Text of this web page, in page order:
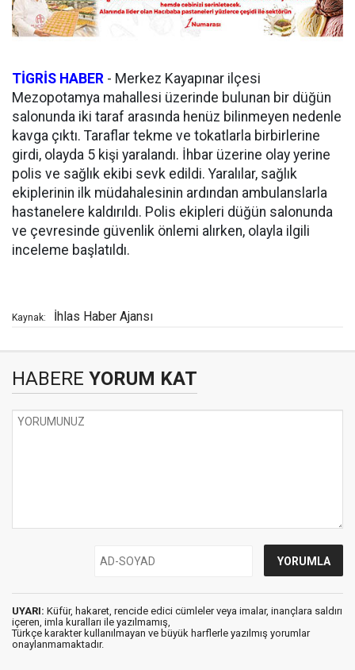
TİGRİS HABER - Merkez Kayapınar ilçesi
Mezopotamya mahallesi üzerinde bulunan bir düğün
salonunda iki taraf arasında henüz bilinmeyen nedenle
kavga çıktı. Taraflar tekme ve tokatlarla birbirlerine
girdi, olayda 5 kişi yaralandı. İhbar üzerine olay yerine
polis ve sağlık ekibi sevk edildi. Yaralılar, sağlık
ekiplerinin ilk müdahalesinin ardından ambulanslarla
hastanelere kaldırıldı. Polis ekipleri düğün salonunda
ve çevresinde güvenlik önlemi alırken, olayla ilgili
inceleme başlatıldı.
Kaynak: İhlas Haber Ajansı
HABERE YORUM KAT
UYARI: Küfür, hakaret, rencide edici cümleler veya imalar, inançlara saldırı
içeren, imla kuralları ile yazılmamış,
Türkçe karakter kullanılmayan ve büyük harflerle yazılmış yorumlar
onaylanmamaktadır.